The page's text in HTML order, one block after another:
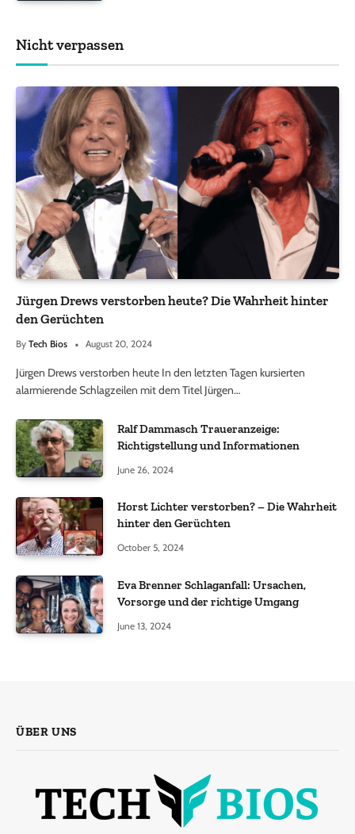
Nicht verpassen
Jürgen Drews verstorben heute? Die Wahrheit hinter
den Gerüchten
By Tech Bios August 20, 2024
Jürgen Drews verstorben heute In den letzten Tagen kursierten
alarmierende Schlagzeilen mit dem Titel Jürgen…
Ralf Dammasch Traueranzeige:
Richtigstellung und Informationen
June 26, 2024
Horst Lichter verstorben? – Die Wahrheit
hinter den Gerüchten
October 5, 2024
Eva Brenner Schlaganfall: Ursachen,
Vorsorge und der richtige Umgang
June 13, 2024
ÜBER UNS